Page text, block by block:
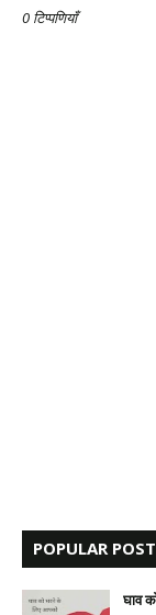
0 टिप्पणियाँ
POPULAR
घाव